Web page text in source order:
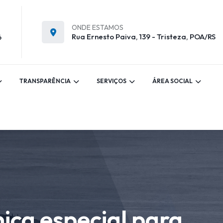
ONDE ESTAMOS
Rua Ernesto Paiva, 139 - Tristeza, POA/RS
TRANSPARÊNCIA SERVIÇOS ÁREA SOCIAL